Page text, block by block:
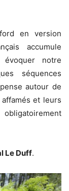
en version
accumule
évoquer notre
séquences
autour de
et leurs
Le Duff.